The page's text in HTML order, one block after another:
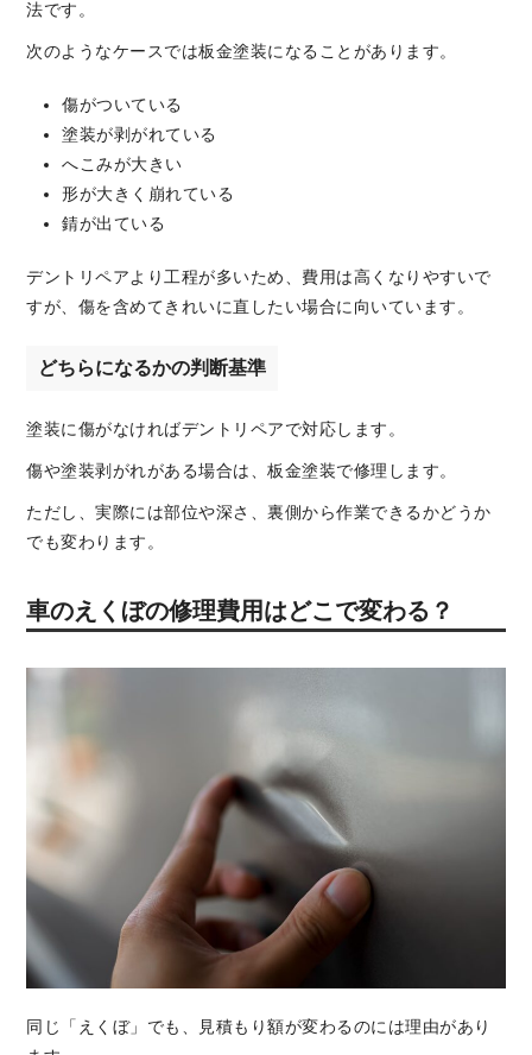
法です。
次のようなケースでは板金塗装になることがあります。
傷がついている
塗装が剥がれている
へこみが大きい
形が大きく崩れている
錆が出ている
デントリペアより工程が多いため、費用は高くなりやすいで
すが、傷を含めてきれいに直したい場合に向いています。
どちらになるかの判断基準
塗装に傷がなければデントリペアで対応します。
傷や塗装剥がれがある場合は、板金塗装で修理します。
ただし、実際には部位や深さ、裏側から作業できるかどうか
でも変わります。
車のえくぼの修理費用はどこで変わる？
同じ「えくぼ」でも、見積もり額が変わるのには理由があり